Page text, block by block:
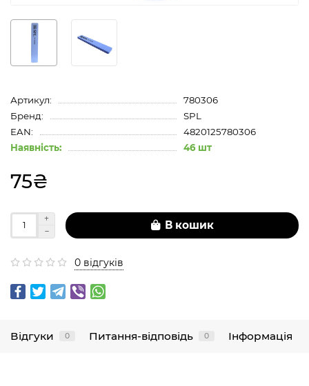
Артикул:
780306
Бренд:
SPL
EAN:
4820125780306
Наявність:
46 шт
75₴
В кошик
0 відгуків
Відгуки 0 Питання-відповідь 0 Інформація